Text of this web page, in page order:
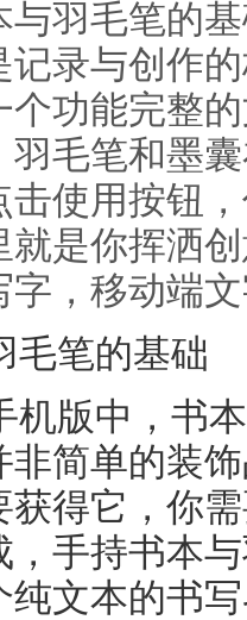
与羽毛笔的
记录与创作
个功能完整
羽毛笔和墨
击使用按钮
是你挥洒
字，移动端
毛笔的基础
机版中，书
非简单的装
获得它，你
，手持书本
纯文本的书